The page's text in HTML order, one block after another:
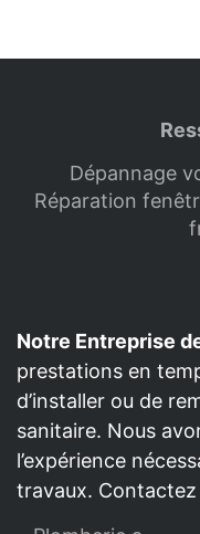
Dépannage
Réparation
Notre Entreprise
prestations en
d’installer ou de
sanitaire. Nous
l’expérience
travaux. Contactez